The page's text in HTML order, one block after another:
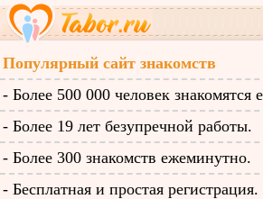
Популярный сайт знакомств
- Более 500 000 человек знакомятся
- Более 19 лет безупречной работы.
- Более 300 знакомств ежеминутно.
- Бесплатная и простая регистрация.